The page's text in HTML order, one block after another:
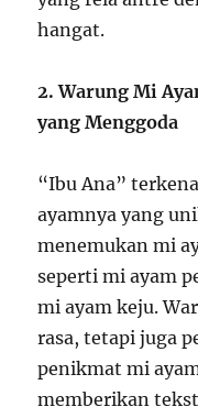
hangat.
2. Warung Mi
yang Menggoda
“Ibu Ana”
ayamnya yang
menemukan mi
seperti mi ayam
mi ayam keju.
rasa, tetapi juga
penikmat mi
memberikan